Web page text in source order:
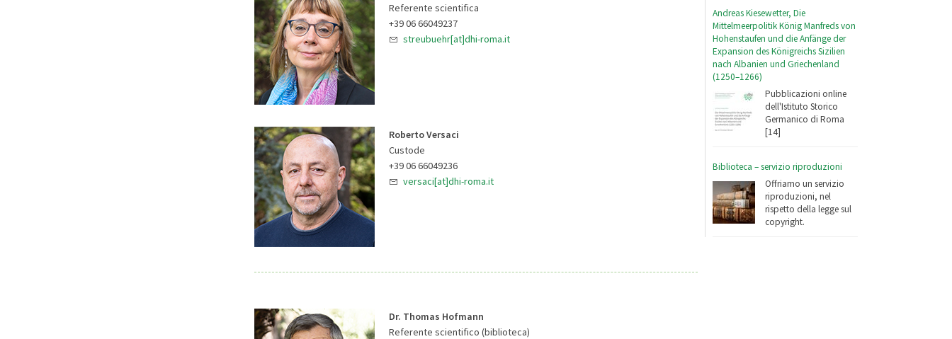
Andreas Kiesewetter, Die
Mittelmeerpolitik König Manfreds von
Hohenstaufen und die Anfänge der
Expansion des Königreichs Sizilien
nach Albanien und Griechenland
(1250–1266)
Pubblicazioni online
dell'Istituto Storico
Germanico di Roma
[14]
Biblioteca – servizio riproduzioni
Offriamo un servizio
riproduzioni, nel
rispetto della legge sul
copyright.
Referente scientifica
+39 06 66049237
streubuehr[at]dhi-roma.it
Roberto Versaci
Custode
+39 06 66049236
versaci[at]dhi-roma.it
Dr. Thomas Hofmann
Referente scientifico (biblioteca)